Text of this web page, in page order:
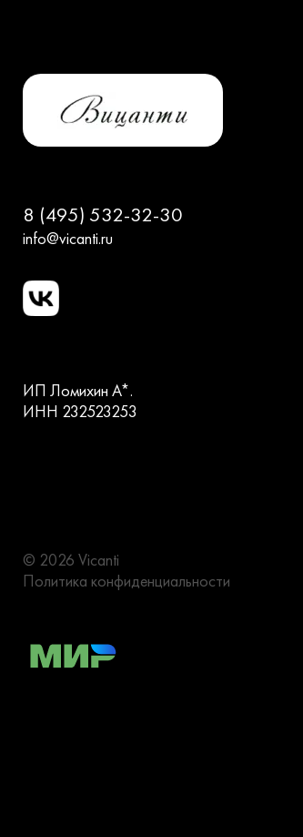
8 (495) 532-32-30
info@vicanti.ru
ИП Ломихин А*.
ИНН 232523253
© 2026 Vicanti
Политика конфиденциальности